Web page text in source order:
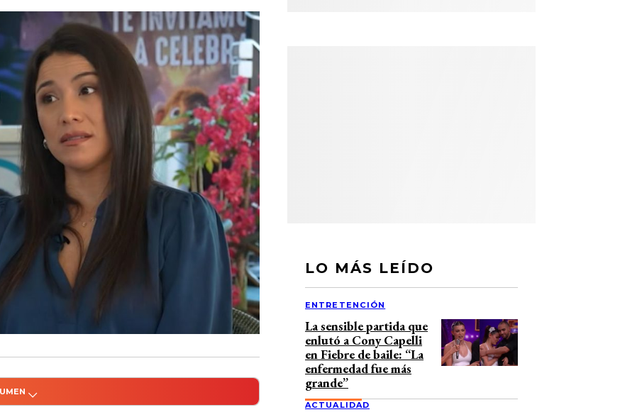
LO MÁS LEÍDO
ENTRETENCIÓN
La sensible partida que
enlutó a Cony Capelli
en Fiebre de baile: “La
enfermedad fue más
grande”
ACTUALIDAD